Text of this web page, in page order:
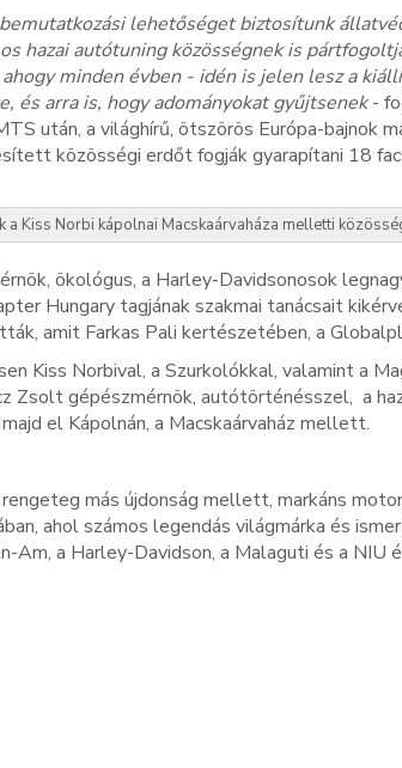
lehetőséget biztosítunk
hazai autótuning közösségnek is
minden évben - idén is jelen lesz a
és arra is, hogy adományokat gyűjtsenek-
után, a világhírű, ötszörös Európa-bajnok
közösségi erdőt fogják gyarapítani 18
a Kiss Norbi kápolnai Macskaárvaháza melletti
ökológus, a Harley-Davidsonosok
Hungary tagjának szakmai tanácsait
amit Farkas Pali kertészetében, a
Kiss Norbival, a Szurkolókkal, valamint a
Zsolt gépészmérnök, autótörténésszel, a
el Kápolnán, a Macskaárvaház mellett.
más újdonság mellett, markáns
ahol számos legendás világmárka és
Am, a Harley-Davidson, a Malaguti és a NIU